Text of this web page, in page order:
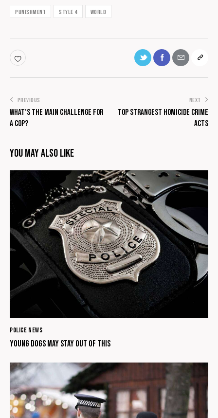
Punishment Style 4 World
PREVIOUS
What’s the main challenge for
a cop?
NEXT
Top strangest homicide crime
acts
You May Also Like
POLICE NEWS
Young dogs may stay out of this